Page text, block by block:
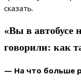
сказать.
«Вы в автобусе
говорили: как
— На что больше